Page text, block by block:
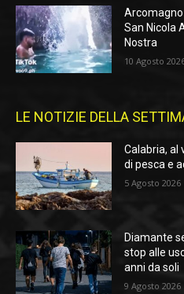
San Nicola
Nostra
10 Agosto
LE NOTIZIE DELLA
Calabria, al
di pesca e
5 Agosto 2026
Diamante
stop alle
anni da soli
9 Agosto 2026